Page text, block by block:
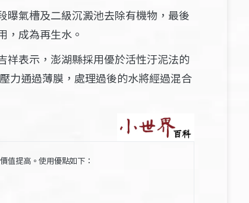
曝氣槽及二級沉澱池去除有機物，最後
，成為再生水。
祥表示，澎湖縣採用優於活性汙泥法的
力通過薄膜，處理過後的水將經過混合
值提高。使用優點如下：